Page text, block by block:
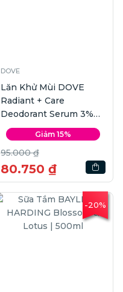
DOVE
Lăn Khử Mùi DOVE
Radiant + Care
Deodorant Serum 3%
Niacinamide + 10x
Omega6 | 45ml
Giảm 15%
95.000 ₫
80.750 ₫
-20%